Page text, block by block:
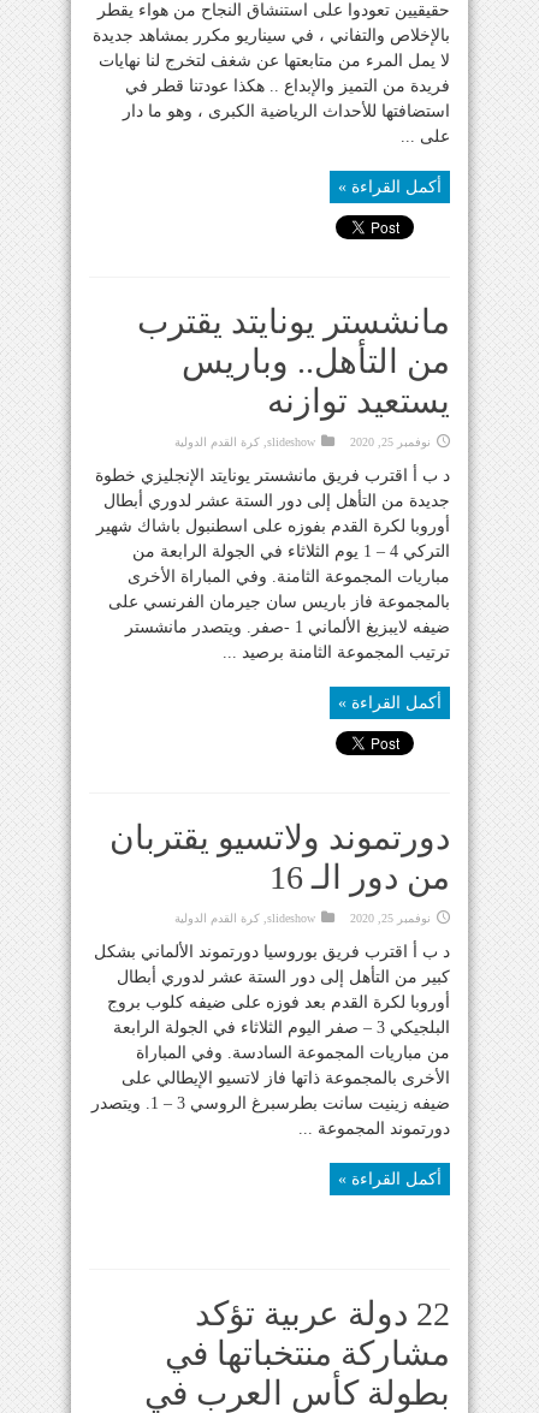
حقيقيين تعودوا على استنشاق النجاح من هواء يقطر
بالإخلاص والتفاني ، في سيناريو مكرر بمشاهد جديدة
لا يمل المرء من متابعتها عن شغف لتخرج لنا نهايات
فريدة من التميز والإبداع .. هكذا عودتنا قطر في
استضافتها للأحداث الرياضية الكبرى ، وهو ما دار
على ...
أكمل القراءة »
مانشستر يونايتد يقترب
من التأهل.. وباريس
يستعيد توازنه
نوفمبر 25, 2020 slideshow كرة القدم الدولية
د ب أ اقترب فريق مانشستر يونايتد الإنجليزي خطوة
جديدة من التأهل إلى دور الستة عشر لدوري أبطال
أوروبا لكرة القدم بفوزه على اسطنبول باشاك شهير
التركي 4 – 1 يوم الثلاثاء في الجولة الرابعة من
مباريات المجموعة الثامنة. وفي المباراة الأخرى
بالمجموعة فاز باريس سان جيرمان الفرنسي على
ضيفه لايبزيغ الألماني 1 -صفر. ويتصدر مانشستر
ترتيب المجموعة الثامنة برصيد ...
أكمل القراءة »
دورتموند ولاتسيو يقتربان
من دور الـ 16
نوفمبر 25, 2020 slideshow كرة القدم الدولية
د ب أ اقترب فريق بوروسيا دورتموند الألماني بشكل
كبير من التأهل إلى دور الستة عشر لدوري أبطال
أوروبا لكرة القدم بعد فوزه على ضيفه كلوب بروج
البلجيكي 3 – صفر اليوم الثلاثاء في الجولة الرابعة
من مباريات المجموعة السادسة. وفي المباراة
الأخرى بالمجموعة ذاتها فاز لاتسيو الإيطالي على
ضيفه زينيت سانت بطرسبرغ الروسي 3 – 1. ويتصدر
دورتموند المجموعة ...
أكمل القراءة »
22 دولة عربية تؤكد
مشاركة منتخباتها في
بطولة كأس العرب في